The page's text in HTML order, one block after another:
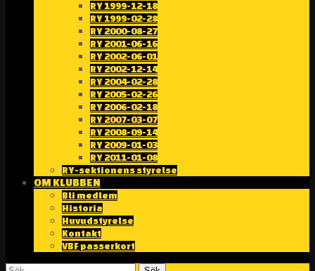
RY 1999-12-18
RY 1999-02-28
RY 2000-08-27
RY 2001-06-16
RY 2002-06-01
RY 2002-12-14
RY 2004-02-28
RY 2005-02-26
RY 2006-02-18
RY 2007-03-07
RY 2008-09-14
RY 2009-01-03
RY 2011-01-08
RY-sektionens styrelse
OM KLUBBEN
Bli medlem
Historia
Huvudstyrelse
Kontakt
VBF passerkort
Sök